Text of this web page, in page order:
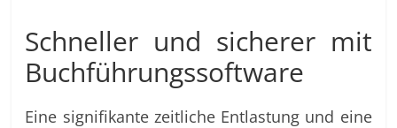
Schneller und sicherer mit
Buchführungssoftware
Eine signifikante zeitliche Entlastung und eine